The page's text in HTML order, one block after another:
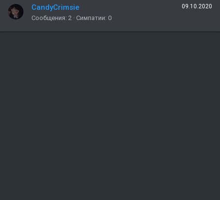
09.10.2020
CandyCrimsie
Сообщения 2 Симпатии 0